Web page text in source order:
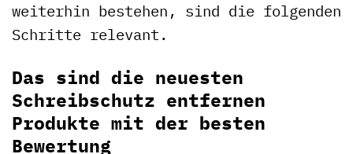
weiterhin bestehen, sind die folgenden
Schritte relevant.
Das sind die neuesten
Schreibschutz entfernen
Produkte mit der besten
Bewertung